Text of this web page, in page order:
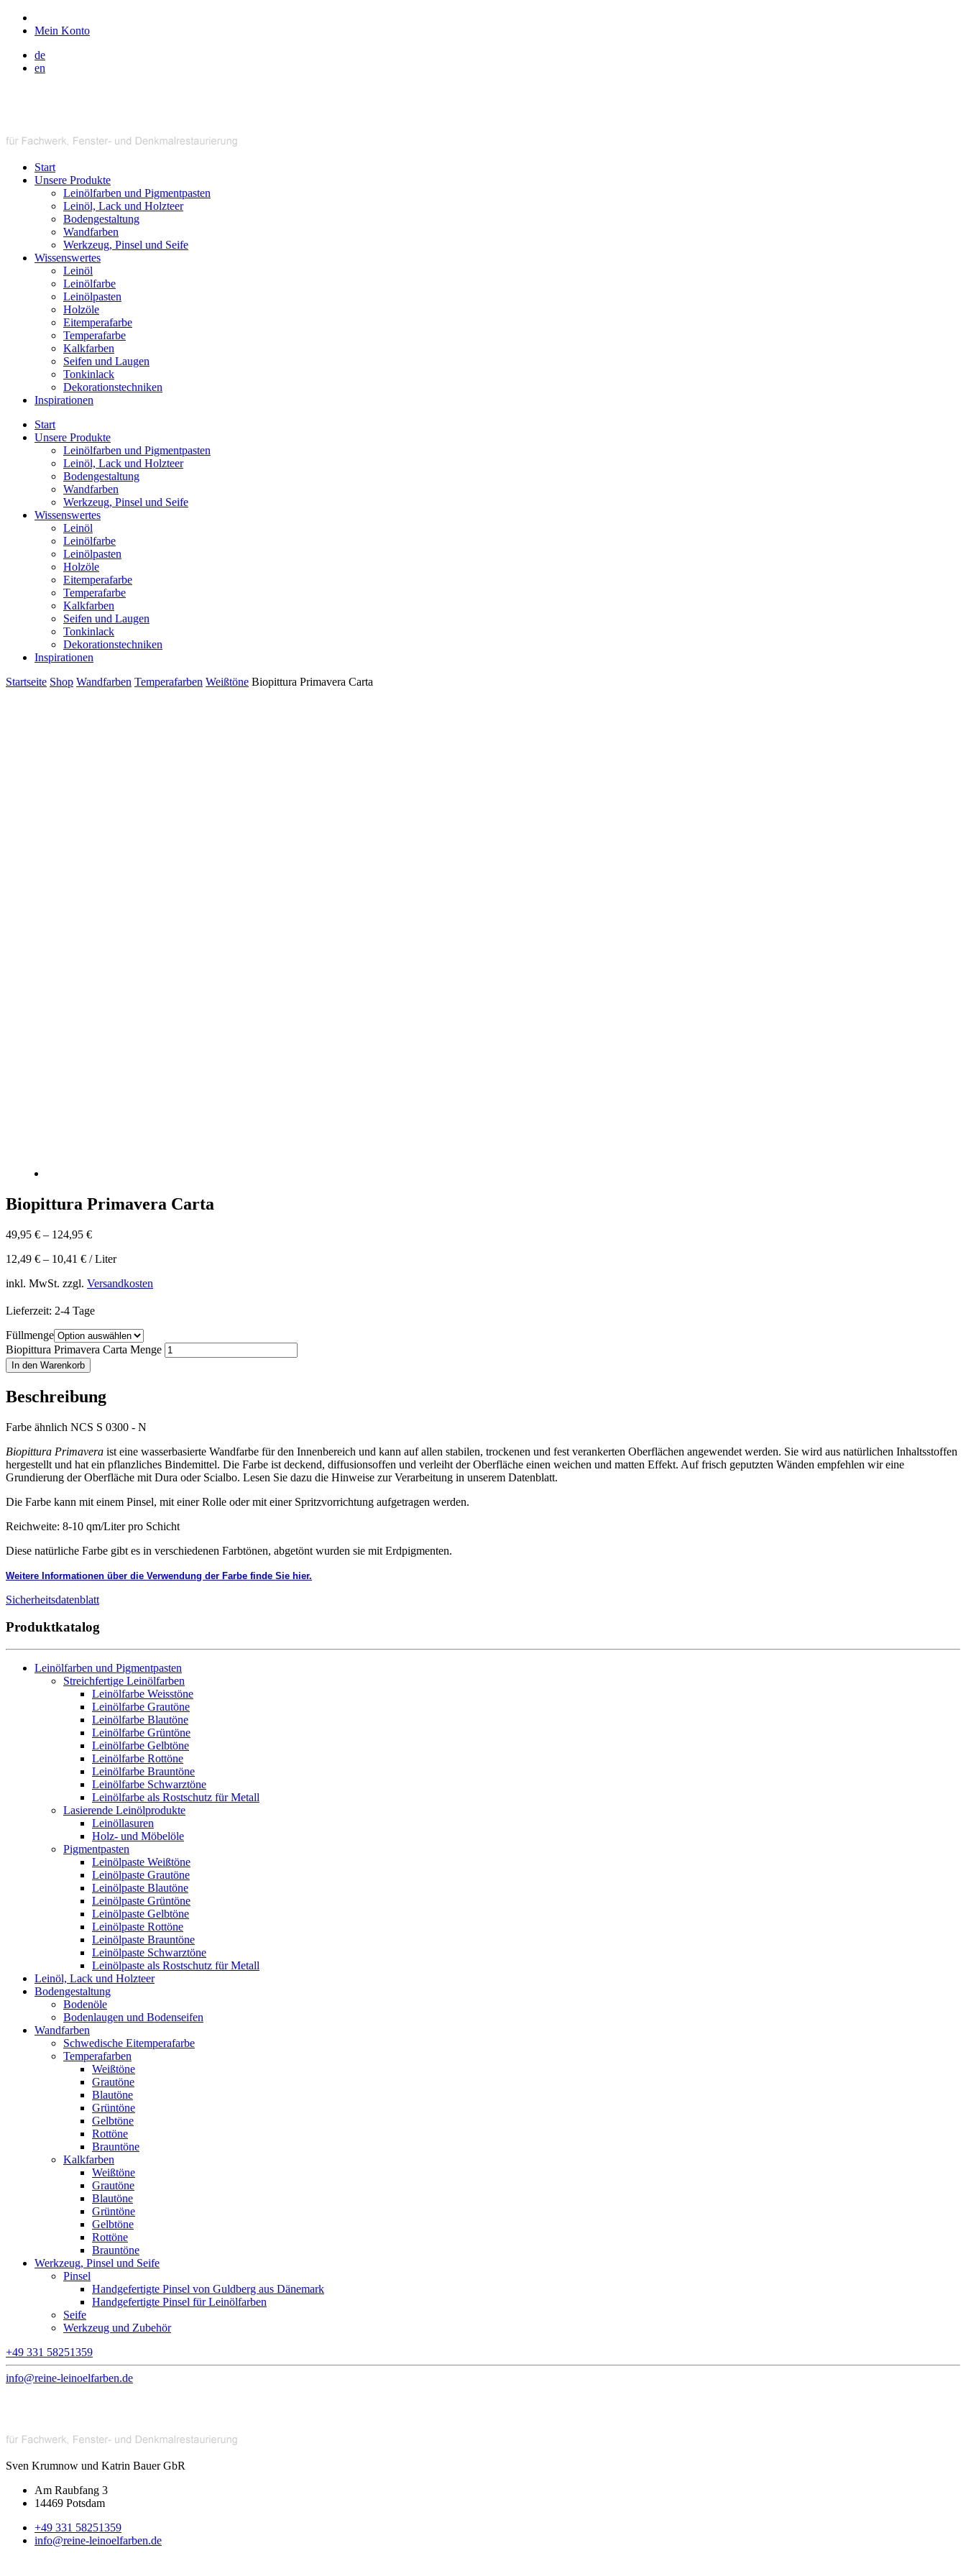
Mein Konto
de
en
Start
Unsere Produkte
Leinölfarben und Pigmentpasten
Leinöl, Lack und Holzteer
Bodengestaltung
Wandfarben
Werkzeug, Pinsel und Seife
Wissenswertes
Leinöl
Leinölfarbe
Leinölpasten
Holzöle
Eitemperafarbe
Temperafarbe
Kalkfarben
Seifen und Laugen
Tonkinlack
Dekorationstechniken
Inspirationen
Start
Unsere Produkte
Leinölfarben und Pigmentpasten
Leinöl, Lack und Holzteer
Bodengestaltung
Wandfarben
Werkzeug, Pinsel und Seife
Wissenswertes
Leinöl
Leinölfarbe
Leinölpasten
Holzöle
Eitemperafarbe
Temperafarbe
Kalkfarben
Seifen und Laugen
Tonkinlack
Dekorationstechniken
Inspirationen
Startseite Shop Wandfarben Temperafarben Weißtöne Biopittura Primavera Carta
Biopittura Primavera Carta
49,95 € – 124,95 €
12,49 € – 10,41 € /Liter
inkl. MwSt. zzgl. Versandkosten
Lieferzeit: 2-4 Tage
Füllmenge
Biopittura Primavera Carta Menge
In den Warenkorb
Beschreibung
Farbe ähnlich NCS S 0300 - N
Biopittura Primavera ist eine wasserbasierte Wandfarbe für den Innenbereich und kann auf allen stabilen, trockenen und fest verankerten Oberflächen angewendet werden. Sie wird aus natürlichen Inhaltsstoffen
hergestellt und hat ein pflanzliches Bindemittel. Die Farbe ist deckend, diffusionsoffen und verleiht der Oberfläche einen weichen und matten Effekt. Auf frisch geputzten Wänden empfehlen wir eine
Grundierung der Oberfläche mit Dura oder Scialbo. Lesen Sie dazu die Hinweise zur Verarbeitung in unserem Datenblatt.
Die Farbe kann mit einem Pinsel, mit einer Rolle oder mit einer Spritzvorrichtung aufgetragen werden.
Reichweite: 8-10 qm/Liter pro Schicht
Diese natürliche Farbe gibt es in verschiedenen Farbtönen, abgetönt wurden sie mit Erdpigmenten.
Weitere Informationen über die Verwendung der Farbe finde Sie hier.
Sicherheitsdatenblatt
Produktkatalog
Leinölfarben und Pigmentpasten
Streichfertige Leinölfarben
Leinölfarbe Weisstöne
Leinölfarbe Grautöne
Leinölfarbe Blautöne
Leinölfarbe Grüntöne
Leinölfarbe Gelbtöne
Leinölfarbe Rottöne
Leinölfarbe Brauntöne
Leinölfarbe Schwarztöne
Leinölfarbe als Rostschutz für Metall
Lasierende Leinölprodukte
Leinöllasuren
Holz- und Möbelöle
Pigmentpasten
Leinölpaste Weißtöne
Leinölpaste Grautöne
Leinölpaste Blautöne
Leinölpaste Grüntöne
Leinölpaste Gelbtöne
Leinölpaste Rottöne
Leinölpaste Brauntöne
Leinölpaste Schwarztöne
Leinölpaste als Rostschutz für Metall
Leinöl, Lack und Holzteer
Bodengestaltung
Bodenöle
Bodenlaugen und Bodenseifen
Wandfarben
Schwedische Eitemperafarbe
Temperafarben
Weißtöne
Grautöne
Blautöne
Grüntöne
Gelbtöne
Rottöne
Brauntöne
Kalkfarben
Weißtöne
Grautöne
Blautöne
Grüntöne
Gelbtöne
Rottöne
Brauntöne
Werkzeug, Pinsel und Seife
Pinsel
Handgefertigte Pinsel von Guldberg aus Dänemark
Handgefertigte Pinsel für Leinölfarben
Seife
Werkzeug und Zubehör
+49 331 58251359
info@reine-leinoelfarben.de
Sven Krumnow und Katrin Bauer GbR
Am Raubfang 3
14469 Potsdam
+49 331 58251359
info@reine-leinoelfarben.de